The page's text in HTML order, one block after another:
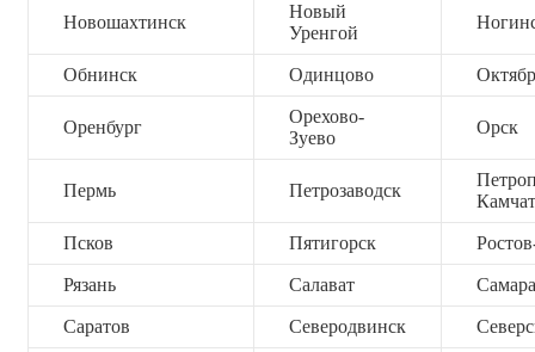
Новошахтинск
Новый
Уренгой
Обнинск Одинцово
Оренбург
Орехово-
Зуево
Орск
Пермь Петрозаводск
Псков Пятигорск
Рязань Салават Самара
Саратов Северодвинск